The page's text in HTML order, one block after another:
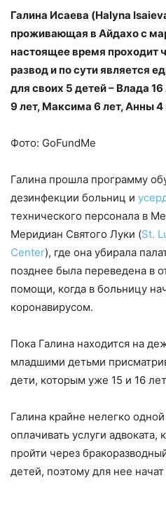
Галина Исаева (Halyna
проживающая в Айдахо с
настоящее время проходит
развод и по сути является
для своих 5 детей – Влада
9 лет, Максима 6 лет, Анны 4
Фото: GoFundMe
Галина прошла программу
дезинфекции больниц и
технического персонала в
Меридиан Святого Луки (St.
Center), где она убирала
позднее была переведена в
помощи, когда в больницу
коронавирусом.
Пока Галина находится на
младшими детьми
дети, которым уже 15 и 16
Галина крайне нелегко
оплачивать услуги
пройти через
детей, поэтому для нее